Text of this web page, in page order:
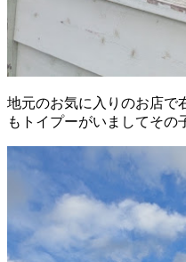
地元のお気に入りのお店で
もトイプーがいましてその